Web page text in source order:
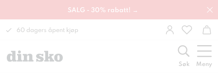
SALG - 30% rabatt! →
60 dagers åpent kjøp
Søk Meny